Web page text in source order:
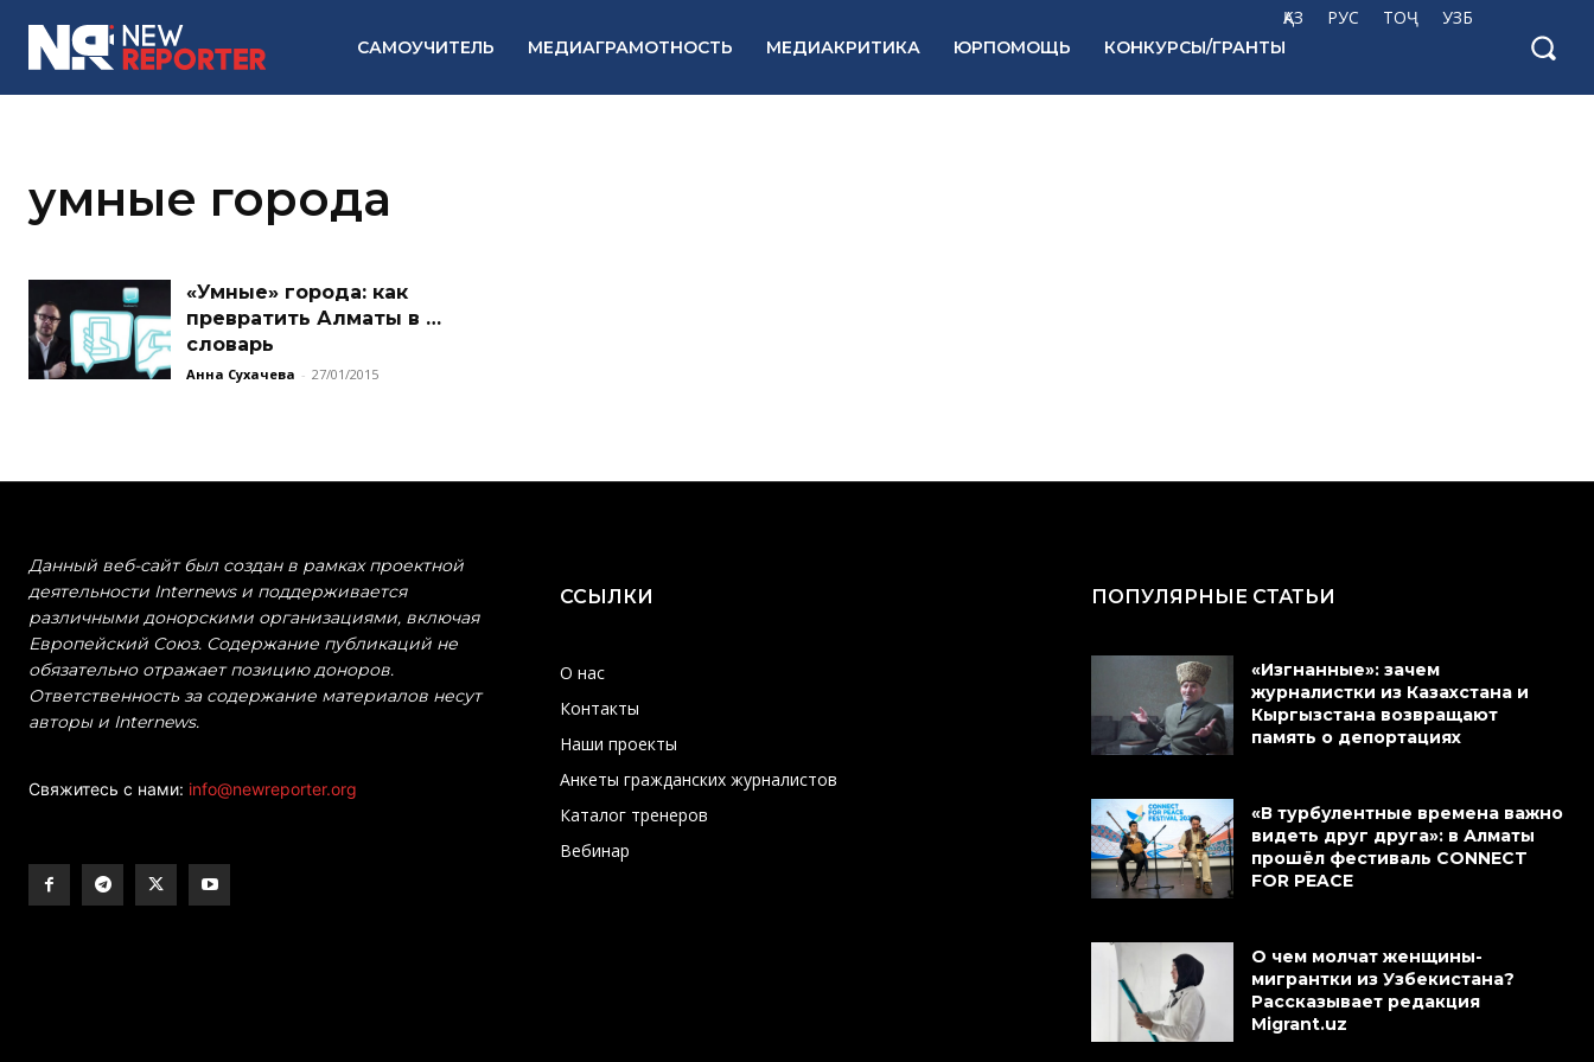
ҚАЗ РУС ТОҶ УЗБ
САМОУЧИТЕЛЬ МЕДИАГРАМОТНОСТЬ МЕДИАКРИТИКА ЮРПОМОЩЬ КОНКУРСЫ/ГРАНТЫ
умные города
«Умные» города: как
превратить Алматы в …
словарь
Анна Сухачева - 27/01/2015
Данный веб-сайт был создан в рамках проектной
деятельности Internews и поддерживается
различными донорскими организациями, включая
Европейский Союз. Содержание публикаций не
обязательно отражает позицию доноров.
Ответственность за содержание материалов несут
авторы и Internews.
Свяжитесь с нами: info@newreporter.org
ССЫЛКИ
О нас
Контакты
Наши проекты
Анкеты гражданских журналистов
Каталог тренеров
Вебинар
ПОПУЛЯРНЫЕ СТАТЬИ
«Изгнанные»: зачем
журналистки из Казахстана и
Кыргызстана возвращают
память о депортациях
«В турбулентные времена важно
видеть друг друга»: в Алматы
прошёл фестиваль CONNECT
FOR PEACE
О чем молчат женщины-
мигрантки из Узбекистана?
Рассказывает редакция
Migrant.uz